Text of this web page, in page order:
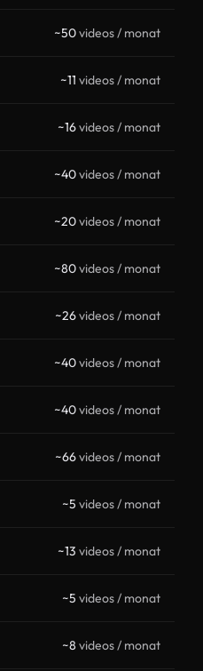
~50videos / monat
~11 videos / monat
~16videos / monat
~40videos / monat
~20videos / monat
~80videos / monat
~26videos / monat
~40videos / monat
~40videos / monat
~66videos / monat
~5 videos / monat
~13 videos / monat
~5 videos / monat
~8 videos / monat